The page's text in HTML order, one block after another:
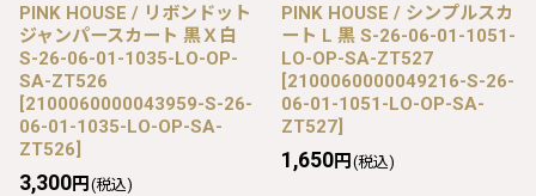
PINK HOUSE / リボンドット
ジャンパースカート 黒Ｘ白
S-26-06-01-1035-LO-OP-
SA-ZT526
[2100060000043959-S-26-
06-01-1035-LO-OP-SA-
ZT526]
3,300円 (税込)
PINK HOUSE / シンプルスカ
ート L 黒 S-26-06-01-1051-
LO-OP-SA-ZT527
[2100060000049216-S-26-
06-01-1051-LO-OP-SA-
ZT527]
1,650円 (税込)